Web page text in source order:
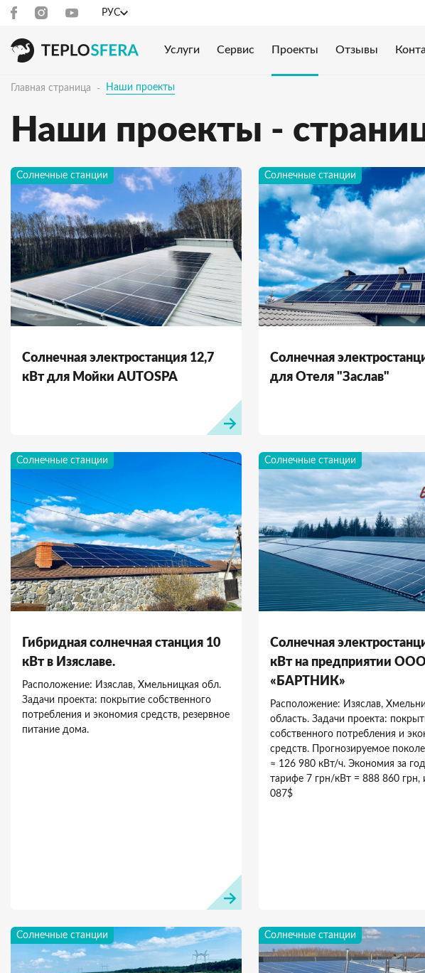
РУС
Услуги Сервис Проекты Отзывы
Главная страница Наши проекты
Наши проекты -
Солнечная электростанция 12,7
кВт для Мойки AUTOSPA
Солнечные станции
Солнечная
для Отеля "Заслав"
Солнечные станции
Гибридная солнечная станция 10
кВт в Изяславе.
Расположение: Изяслав, Хмельницкая обл.
Задачи проекта: покрытие собственного
потребления и экономия средств, резервное
питание дома.
Солнечные станции
Солнечная
кВт на предприятии ООО
«БАРТНИК»
Расположение: Изяслав,
область. Задачи проекта:
собственного потребления и
средств. Прогнозируемое
≈ 126 980 кВт/ч. Экономия за
тарифе 7 грн/кВт = 888 860 грн,
087$
Солнечные станции
Солнечные станции Солнечные станции